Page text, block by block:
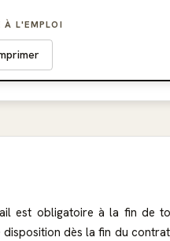
À L'EMPLOI
est obligatoire à la fin de
dès la fin du